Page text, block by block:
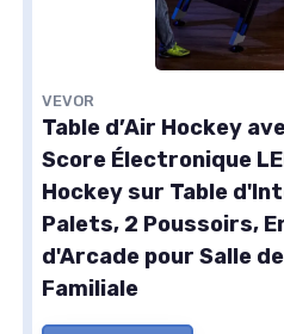
VEVOR
Table d’Air Hockey
Score Électronique
Hockey sur Table
Palets, 2 Poussoirs,
d'Arcade pour Salle
Familiale